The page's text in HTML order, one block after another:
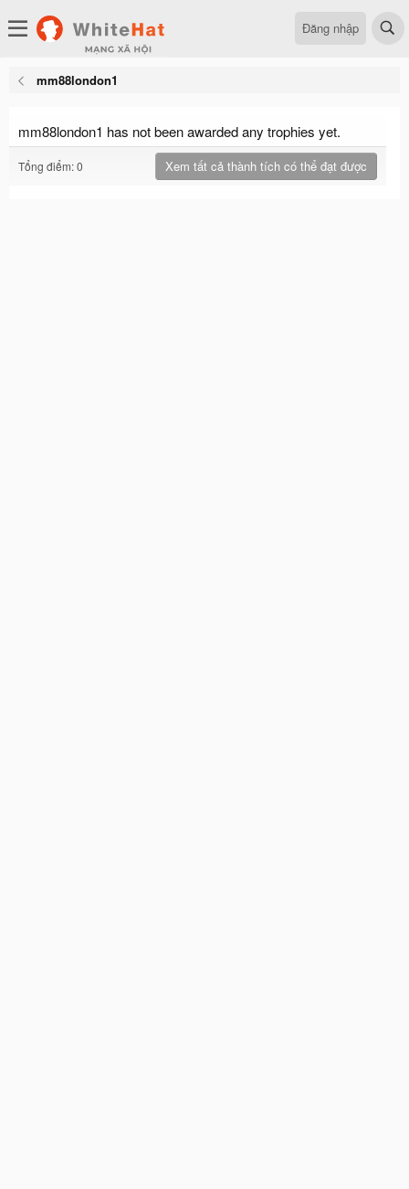
Đăng nhập
mm88london1
mm88london1 has not been awarded any trophies yet.
Tổng điểm: 0 Xem tất cả thành tích có thể đạt được